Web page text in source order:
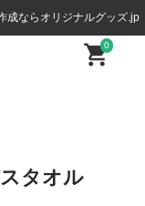
成ならオリジナルグッズ.jp
0
タオル